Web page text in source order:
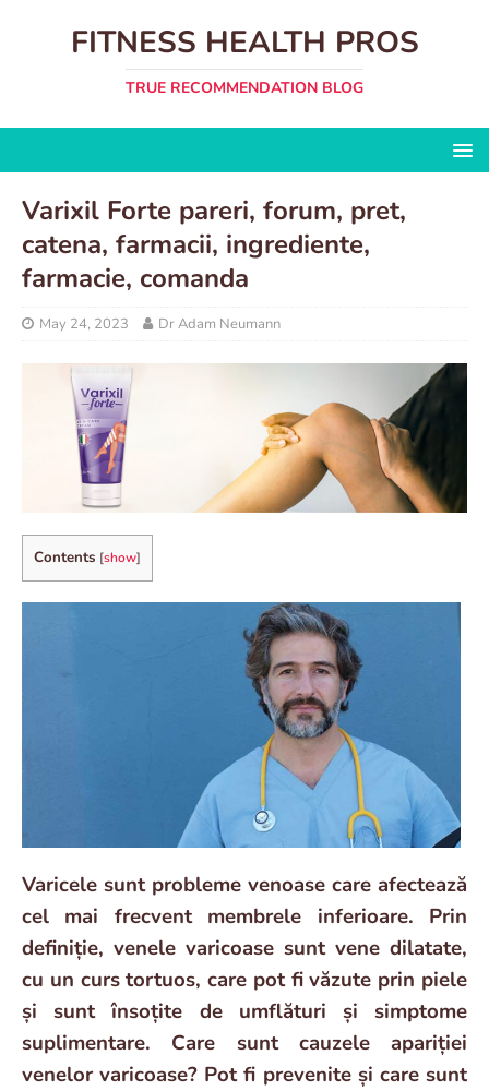
FITNESS HEALTH PROS
TRUE RECOMMENDATION BLOG
Varixil Forte pareri, forum, pret,
catena, farmacii, ingrediente,
farmacie, comanda
May 24, 2023 Dr Adam Neumann
Contents [show]
Varicele sunt probleme venoase care afectează
cel mai frecvent membrele inferioare. Prin
definiție, venele varicoase sunt vene dilatate,
cu un curs tortuos, care pot fi văzute prin piele
și sunt însoțite de umflături și simptome
suplimentare. Care sunt cauzele apariției
venelor varicoase? Pot fi prevenite și care sunt